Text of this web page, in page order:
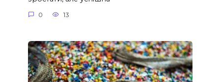
0 13